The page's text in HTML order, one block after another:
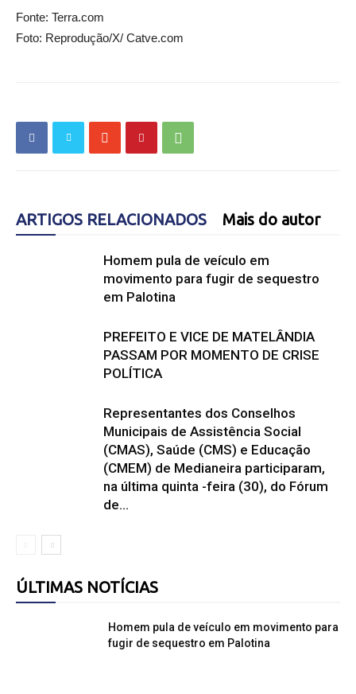
Fonte: Terra.com
Foto: Reprodução/X/ Catve.com
ARTIGOS RELACIONADOS Mais do autor
Homem pula de veículo em
movimento para fugir de sequestro
em Palotina
PREFEITO E VICE DE MATELÂNDIA
PASSAM POR MOMENTO DE CRISE
POLÍTICA
Representantes dos Conselhos
Municipais de Assistência Social
(CMAS), Saúde (CMS) e Educação
(CMEM) de Medianeira participaram,
na última quinta -feira (30), do Fórum
de...
ÚLTIMAS NOTÍCIAS
Homem pula de veículo em movimento para
fugir de sequestro em Palotina